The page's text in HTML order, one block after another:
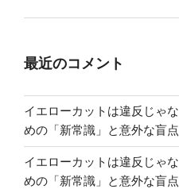
最近のコメント
イエローカットは違反じゃ
めの「新常識」と意外な盲点
イエローカットは違反じゃ
めの「新常識」と意外な盲点